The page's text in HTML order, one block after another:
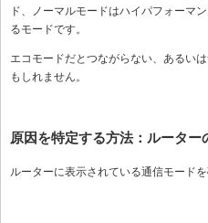
ド、ノーマルモードはハイパフォーマ
るモードです。
エコモードだとつながらない、あるい
もしれません。
原因を特定する方法：ルータ
ルーターに表示されている通信モードを